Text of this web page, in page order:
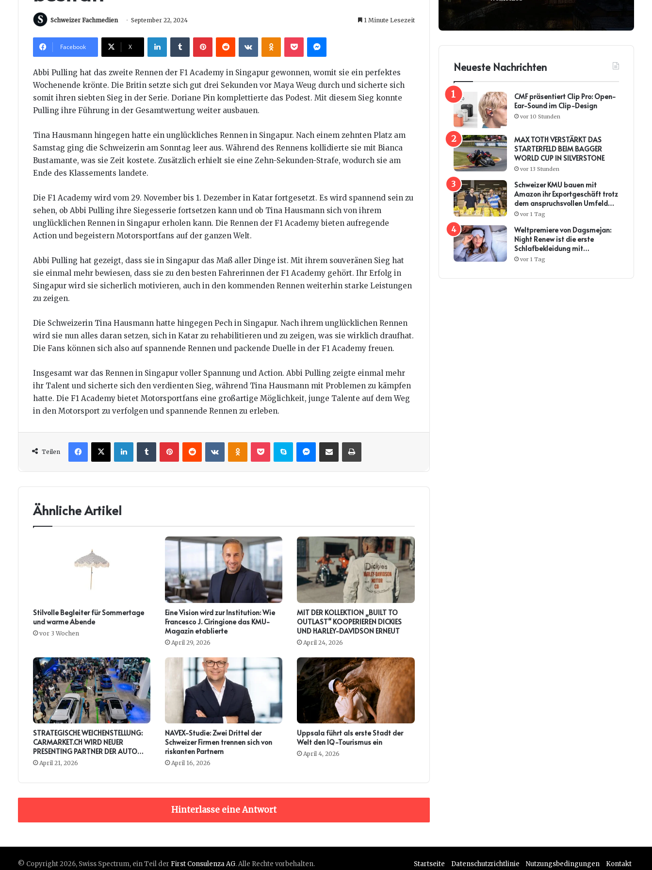
Schweizer Fachmedien September 22, 2024 1 Minute Lesezeit
Facebook X
LinkedInTumblrPinterestRedditVKontakteOdnoklassniki
PocketMessenger
Abbi Pulling hat das zweite Rennen der F1 Academy in Singapur gewonnen, womit sie ein perfektes
Wochenende krönte. Die Britin setzte sich gut drei Sekunden vor Maya Weug durch und sicherte sich
somit ihren siebten Sieg in der Serie. Doriane Pin komplettierte das Podest. Mit diesem Sieg konnte
Pulling ihre Führung in der Gesamtwertung weiter ausbauen.
Tina Hausmann hingegen hatte ein unglückliches Rennen in Singapur. Nach einem zehnten Platz am
Samstag ging die Schweizerin am Sonntag leer aus. Während des Rennens kollidierte sie mit Bianca
Bustamante, was sie Zeit kostete. Zusätzlich erhielt sie eine Zehn-Sekunden-Strafe, wodurch sie am
Ende des Klassements landete.
Die F1 Academy wird vom 29. November bis 1. Dezember in Katar fortgesetzt. Es wird spannend sein zu
sehen, ob Abbi Pulling ihre Siegesserie fortsetzen kann und ob Tina Hausmann sich von ihrem
unglücklichen Rennen in Singapur erholen kann. Die Rennen der F1 Academy bieten aufregende
Action und begeistern Motorsportfans auf der ganzen Welt.
Abbi Pulling hat gezeigt, dass sie in Singapur das Maß aller Dinge ist. Mit ihrem souveränen Sieg hat
sie einmal mehr bewiesen, dass sie zu den besten Fahrerinnen der F1 Academy gehört. Ihr Erfolg in
Singapur wird sie sicherlich motivieren, auch in den kommenden Rennen weiterhin starke Leistungen
zu zeigen.
Die Schweizerin Tina Hausmann hatte hingegen Pech in Singapur. Nach ihrem unglücklichen Rennen
wird sie nun alles daran setzen, sich in Katar zu rehabilitieren und zu zeigen, was sie wirklich draufhat.
Die Fans können sich also auf spannende Rennen und packende Duelle in der F1 Academy freuen.
Insgesamt war das Rennen in Singapur voller Spannung und Action. Abbi Pulling zeigte einmal mehr
ihr Talent und sicherte sich den verdienten Sieg, während Tina Hausmann mit Problemen zu kämpfen
hatte. Die F1 Academy bietet Motorsportfans eine großartige Möglichkeit, junge Talente auf dem Weg
in den Motorsport zu verfolgen und spannende Rennen zu erleben.
Teilen
Facebook
X LinkedInTumblrPinterestRedditVKontakteOdnoklassniki
PocketSkype Messenger
Teile per E-Mail Drucken
Ähnliche Artikel
Stilvolle Begleiter für Sommertage
und warme Abende
vor 3 Wochen
Eine Vision wird zur Institution: Wie
Francesco J. Ciringione das KMU-
Magazin etablierte
April 29, 2026
MIT DER KOLLEKTION „BUILT TO
OUTLAST“ KOOPERIEREN DICKIES
UND HARLEY-DAVIDSON ERNEUT
April 24, 2026
STRATEGISCHE WEICHENSTELLUNG:
CARMARKET.CH WIRD NEUER
PRESENTING PARTNER DER AUTO
ZÜRICH
April 21, 2026
NAVEX-Studie: Zwei Drittel der
Schweizer Firmen trennen sich von
riskanten Partnern
April 16, 2026
Uppsala führt als erste Stadt der
Welt den IQ-Tourismus ein
April 4, 2026
Hinterlasse eine Antwort
Neueste Nachrichten
CMF präsentiert Clip Pro: Open-
Ear-Sound im Clip-Design
vor 10 Stunden
MAX TOTH VERSTÄRKT DAS
STARTERFELD BEIM BAGGER
WORLD CUP IN SILVERSTONE
vor 13 Stunden
Schweizer KMU bauen mit
Amazon ihr Exportgeschäft trotz
dem anspruchsvollen Umfeld
weiter aus
vor 1 Tag
Weltpremiere von Dagsmejan:
Night Renew ist die erste
Schlafbekleidung mit
Kollagenwirkung
vor 1 Tag
© Copyright 2026, Swiss Spectrum, ein Teil der First Consulenza AG. Alle Rechte vorbehalten. Startseite Datenschutzrichtlinie Nutzungsbedingungen Kontakt